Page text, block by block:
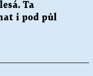
Ta
i pod půl